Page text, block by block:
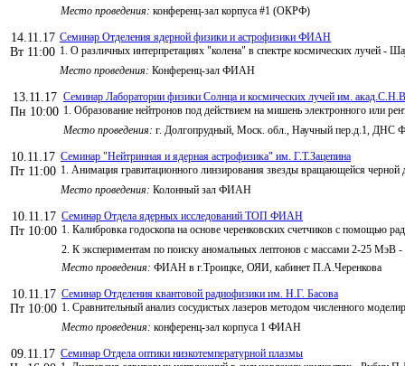
Место проведения: конференц-зал корпуса #1 (ОКРФ)
14.11.17
Вт 11:00
Семинар Отделения ядерной физики и астрофизики ФИАН
1. О различных интерпретациях "колена" в спектре космических лучей
Место проведения: Конференц-зал ФИАН
13.11.17
Пн 10:00
Семинар Лаборатории физики Солнца и космических лучей им.
1. Образование нейтронов под действием на мишень электронного или
Место проведения: г. Долгопрудный, Моск. обл., Научный пер.д.1,
10.11.17
Пт 11:00
Семинар "Нейтринная и ядерная астрофизика" им. Г.Т.Зацепина
1. Анимация гравитационного линзирования звезды вращающейся
Место проведения: Колонный зал ФИАН
10.11.17
Пт 10:00
Семинар Отдела ядерных исследований ТОП ФИАН
1. Калибровка годоскопа на основе черенковских счетчиков с помощью
2. К экспериментам по поиску аномальных лептонов с массами 2-25 МэВ
Место проведения: ФИАН в г.Троицке, ОЯИ, кабинет П.А.Черенкова
10.11.17
Пт 10:00
Семинар Отделения квантовой радиофизики им. Н.Г. Басова
1. Сравнительный анализ сосудистых лазеров методом численного
Место проведения: конференц-зал корпуса 1 ФИАН
09.11.17 Семинар Отдела оптики низкотемпературной плазмы